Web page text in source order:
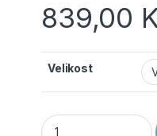
839,00
Velikost
PORTWEST